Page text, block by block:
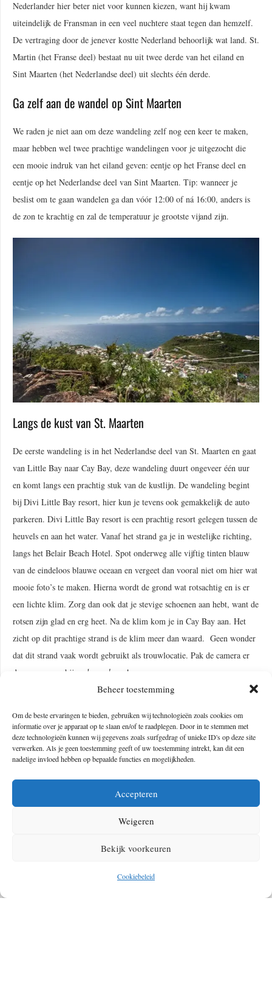
Beheer toestemming
Om de beste ervaringen te bieden, gebruiken wij technologieën zoals cookies om
informatie over je apparaat op te slaan en/of te raadplegen. Door in te stemmen met
deze technologieën kunnen wij gegevens zoals surfgedrag of unieke ID's op deze site
verwerken. Als je geen toestemming geeft of uw toestemming intrekt, kan dit een
nadelige invloed hebben op bepaalde functies en mogelijkheden.
Accepteren
Weigeren
Bekijk voorkeuren
Cookiebeleid
Nederlander hier beter niet voor kunnen kiezen, want hij kwam
uiteindelijk de Fransman in een veel nuchtere staat tegen dan hemzelf.
De vertraging door de jenever kostte Nederland behoorlijk wat land. St.
Martin (het Franse deel) bestaat nu uit twee derde van het eiland en
Sint Maarten (het Nederlandse deel) uit slechts één derde.
Ga zelf aan de wandel op Sint Maarten
We raden je niet aan om deze wandeling zelf nog een keer te maken,
maar hebben wel twee prachtige wandelingen voor je uitgezocht die
een mooie indruk van het eiland geven: eentje op het Franse deel en
eentje op het Nederlandse deel van Sint Maarten. Tip: wanneer je
beslist om te gaan wandelen ga dan vóór 12:00 of ná 16:00, anders is
de zon te krachtig en zal de temperatuur je grootste vijand zijn.
Langs de kust van St. Maarten
De eerste wandeling is in het Nederlandse deel van St. Maarten en gaat
van Little Bay naar Cay Bay, deze wandeling duurt ongeveer één uur
en komt langs een prachtig stuk van de kustlijn. De wandeling begint
bij Divi Little Bay resort, hier kun je tevens ook gemakkelijk de auto
parkeren. Divi Little Bay resort is een prachtig resort gelegen tussen de
heuvels en aan het water. Vanaf het strand ga je in westelijke richting,
langs het Belair Beach Hotel. Spot onderweg alle vijftig tinten blauw
van de eindeloos blauwe oceaan en vergeet dan vooral niet om hier wat
mooie foto’s te maken. Hierna wordt de grond wat rotsachtig en is er
een lichte klim. Zorg dan ook dat je stevige schoenen aan hebt, want de
rotsen zijn glad en erg heet. Na de klim kom je in Cay Bay aan. Het
zicht op dit prachtige strand is de klim meer dan waard. Geen wonder
dat dit strand vaak wordt gebruikt als trouwlocatie. Pak de camera er
dus maar weer bij
and say cheese !
Ontdek het hoogste punt van Saint Martin